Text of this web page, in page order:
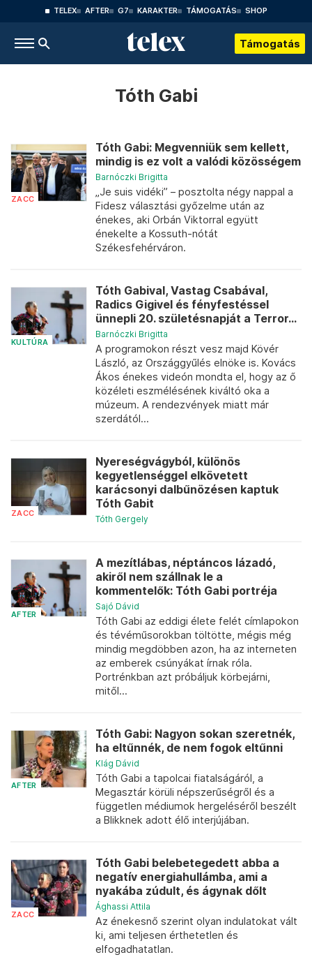
TELEX AFTER G7 KARAKTER TÁMOGATÁS SHOP
Támogatás
Tóth Gabi
ZACC
Tóth Gabi: Megvenniük sem kellett,
mindig is ez volt a valódi közösségem
Barnóczki Brigitta
„Je suis vidéki” – posztolta négy nappal a
Fidesz választási győzelme után az
énekes, aki Orbán Viktorral együtt
énekelte a Kossuth-nótát
Székesfehérváron.
KULTÚRA
Tóth Gabival, Vastag Csabával,
Radics Gigivel és fényfestéssel
ünnepli 20. születésnapját a Terror...
Barnóczki Brigitta
A programokon részt vesz majd Kövér
László, az Országgyűlés elnöke is. Kovács
Ákos énekes videón mondta el, hogy az ő
közéleti eszmélésének kiváltó oka a
múzeum. A rendezvények miatt már
szerdától...
ZACC
Nyereségvágyból, különös
kegyetlenséggel elkövetett
karácsonyi dalbűnözésen kaptuk
Tóth Gabit
Tóth Gergely
AFTER
A mezítlábas, néptáncos lázadó,
akiről nem szállnak le a
kommentelők: Tóth Gabi portréja
Sajó Dávid
Tóth Gabi az eddigi élete felét címlapokon
és tévéműsorokban töltötte, mégis még
mindig megdöbben azon, ha az interneten
az emberek csúnyákat írnak róla.
Portrénkban azt próbáljuk körbejárni,
mitől...
AFTER
Tóth Gabi: Nagyon sokan szeretnék,
ha eltűnnék, de nem fogok eltűnni
Klág Dávid
Tóth Gabi a tapolcai fiatalságáról, a
Megasztár körüli népszerűségről és a
független médiumok hergeléséről beszélt
a Blikknek adott élő interjújában.
ZACC
Tóth Gabi belebetegedett abba a
negatív energiahullámba, ami a
nyakába zúdult, és ágynak dőlt
Ághassi Attila
Az énekesnő szerint olyan indulatokat vált
ki, ami teljesen érthetetlen és
elfogadhatatlan.